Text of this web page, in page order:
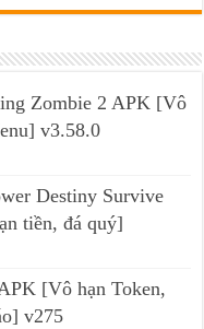
Zombie 2 APK [Vô
v3.58.0
Destiny Survive
tiền, đá quý]
[Vô hạn Token,
v275